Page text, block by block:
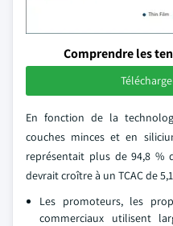
Comprendre les
En fonction de la
couches minces et en
représentait plus de 94,8
devrait croître à un TCAC de
Les promoteurs, les
commerciaux utilisent